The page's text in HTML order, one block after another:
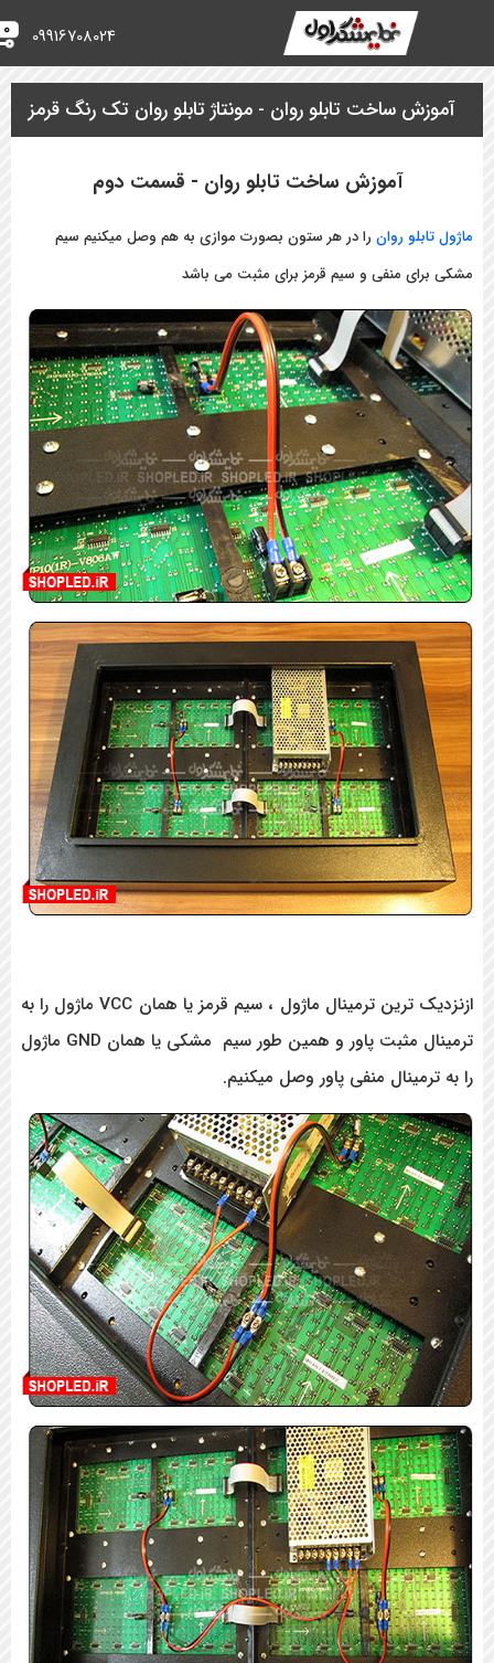
09916708024
0
ساخت تابلو روان - مونتاژ تابلو روان تک رنگ قرمز
106-58-صفحه2
آموزش ساخت تابلو روان - قسمت دوم
روانرا در هر ستون بصورت موازی به هم وصل میکنیم سیم
منفی و سیم قرمز برای مثبت می باشد
ازنزدیک ترین ترمینال ماژول ، سیم قرمز یا همان VCC ماژول را به
ترمینال مثبت پاور و همین طور سیم مشکی یا همان GND ماژول
منفی پاور وصل میکنیم.